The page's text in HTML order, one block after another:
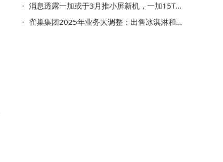
消息透露一加或于3月推小屏新机，一加15T有望亮相，配置亮点抢先看
雀巢集团2025年业务大调整：出售冰淇淋和水业务，聚焦四大核心赛道